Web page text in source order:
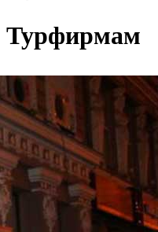
Турфирмам